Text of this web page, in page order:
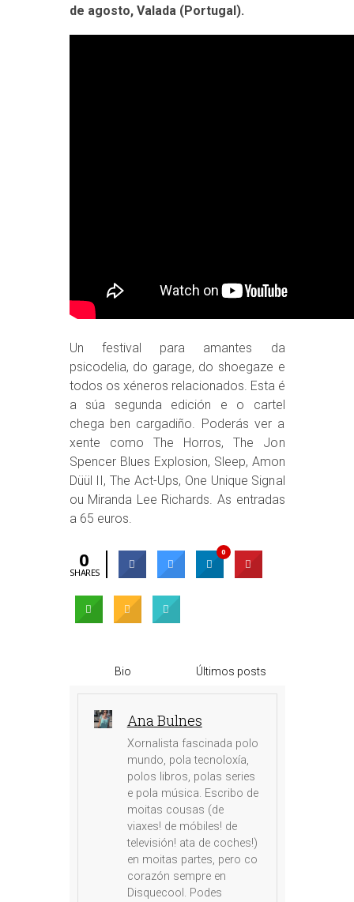
de agosto, Valada (Portugal).
Un festival para amantes da
psicodelia, do garage, do shoegaze e
todos os xéneros relacionados. Esta é
a súa segunda edición e o cartel
chega ben cargadiño. Poderás ver a
xente como The Horros, The Jon
Spencer Blues Explosion, Sleep, Amon
Düül II, The Act-Ups, One Unique Signal
ou Miranda Lee Richards. As entradas
a 65 euros.
0
SHARES
0
Bio Últimos posts
Ana Bulnes
Xornalista fascinada polo
mundo, pola tecnoloxía,
polos libros, polas series
e pola música. Escribo de
moitas cousas (de
viaxes! de móbiles! de
televisión! ata de coches!)
en moitas partes, pero co
corazón sempre en
Disquecool. Podes